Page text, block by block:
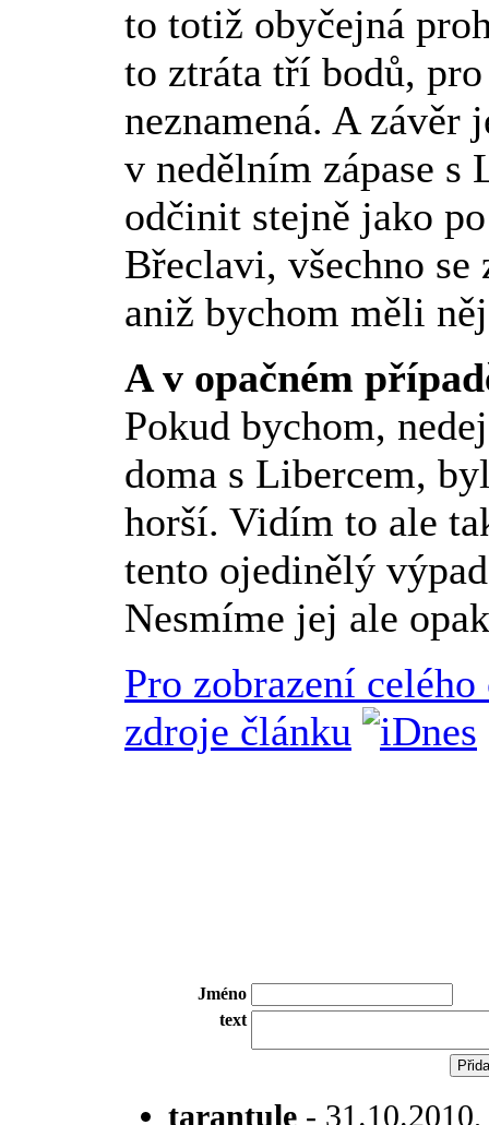
to totiž obyčejná
to ztráta tří bodů,
neznamená. A závěr
v nedělním zápase s
odčinit stejně jako
Břeclavi, všechno
aniž bychom měli
A v opačném
Pokud bychom,
doma s Libercem,
horší. Vidím to ale
tento ojedinělý
Nesmíme jej ale
Pro zobrazení
zdroje článku
Jméno
text
tarantule -